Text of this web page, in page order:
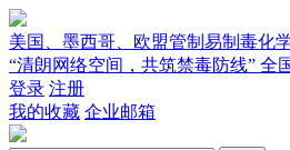
美国、墨西哥、欧盟管制易制毒化
“清朗网络空间，共筑禁毒防线” 全
登录 注册
我的收藏 企业邮箱